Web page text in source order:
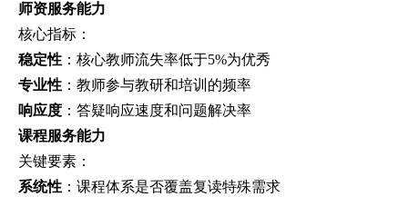
师资服务能力
核心指标：
稳定性 ：核心教师流失率低于5%为优秀
专业性 ：教师参与教研和培训的频率
响应度 ：答疑响应速度和问题解决率
课程服务能力
关键要素：
系统性 ：课程体系是否覆盖复读特殊需求